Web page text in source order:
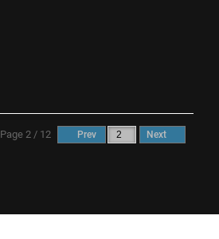
Page 2 / 12 Prev Next